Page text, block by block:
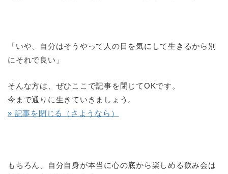
「いや、自分はそうやって人の目を気にして生きるから別
にそれで良い」
そんな方は、ぜひここで記事を閉じてOKです。
今まで通りに生きていきましょう。
» 記事を閉じる（さようなら）
もちろん、自分自身が本当に心の底から楽しめる飲み会は